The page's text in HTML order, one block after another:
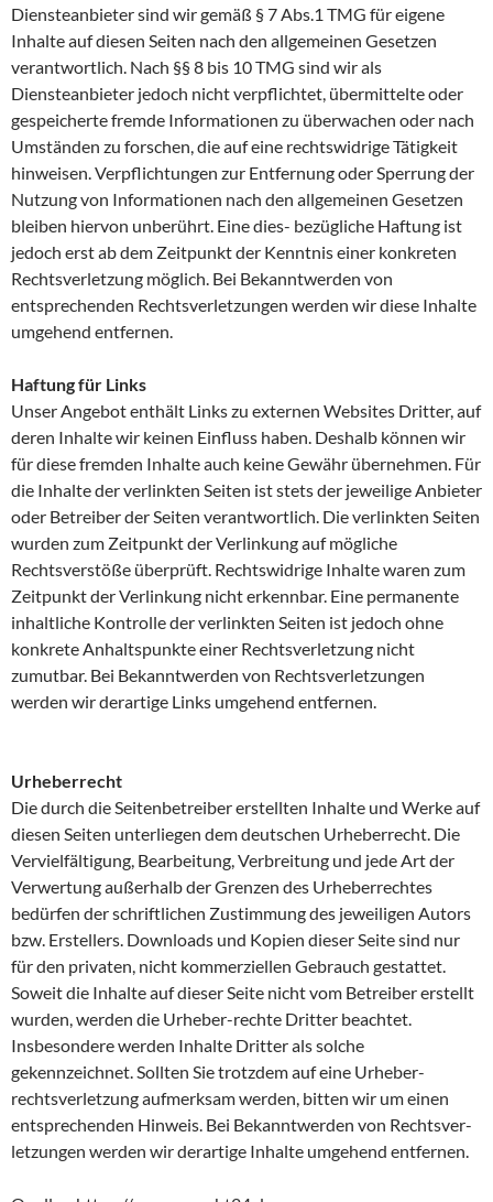
Diensteanbieter sind wir gemäß § 7 Abs.1 TMG für eigene
Inhalte auf diesen Seiten nach den allgemeinen Gesetzen
verantwortlich. Nach §§ 8 bis 10 TMG sind wir als
Diensteanbieter jedoch nicht verpflichtet, übermittelte oder
gespeicherte fremde Informationen zu überwachen oder nach
Umständen zu forschen, die auf eine rechtswidrige Tätigkeit
hinweisen. Verpflichtungen zur Entfernung oder Sperrung der
Nutzung von Informationen nach den allgemeinen Gesetzen
bleiben hiervon unberührt. Eine dies- bezügliche Haftung ist
jedoch erst ab dem Zeitpunkt der Kenntnis einer konkreten
Rechtsverletzung möglich. Bei Bekanntwerden von
entsprechenden Rechtsverletzungen werden wir diese Inhalte
umgehend entfernen.
Haftung für Links
Unser Angebot enthält Links zu externen Websites Dritter, auf
deren Inhalte wir keinen Einfluss haben. Deshalb können wir
für diese fremden Inhalte auch keine Gewähr übernehmen. Für
die Inhalte der verlinkten Seiten ist stets der jeweilige Anbieter
oder Betreiber der Seiten verantwortlich. Die verlinkten Seiten
wurden zum Zeitpunkt der Verlinkung auf mögliche
Rechtsverstöße überprüft. Rechtswidrige Inhalte waren zum
Zeitpunkt der Verlinkung nicht erkennbar. Eine permanente
inhaltliche Kontrolle der verlinkten Seiten ist jedoch ohne
konkrete Anhaltspunkte einer Rechtsverletzung nicht
zumutbar. Bei Bekanntwerden von Rechtsverletzungen
werden wir derartige Links umgehend entfernen.
Urheberrecht
Die durch die Seitenbetreiber erstellten Inhalte und Werke auf
diesen Seiten unterliegen dem deutschen Urheberrecht. Die
Vervielfältigung, Bearbeitung, Verbreitung und jede Art der
Verwertung außerhalb der Grenzen des Urheberrechtes
bedürfen der schriftlichen Zustimmung des jeweiligen Autors
bzw. Erstellers. Downloads und Kopien dieser Seite sind nur
für den privaten, nicht kommerziellen Gebrauch gestattet.
Soweit die Inhalte auf dieser Seite nicht vom Betreiber erstellt
wurden, werden die Urheber-rechte Dritter beachtet.
Insbesondere werden Inhalte Dritter als solche
gekennzeichnet. Sollten Sie trotzdem auf eine Urheber-
rechtsverletzung aufmerksam werden, bitten wir um einen
entsprechenden Hinweis. Bei Bekanntwerden von Rechtsver-
letzungen werden wir derartige Inhalte umgehend entfernen.